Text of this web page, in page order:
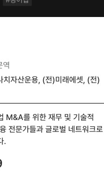
역
치자산운용, (전)미래에셋, (전)
M&A를 위한 재무 및 기술적
전문가들과 글로벌 네트워크로
.